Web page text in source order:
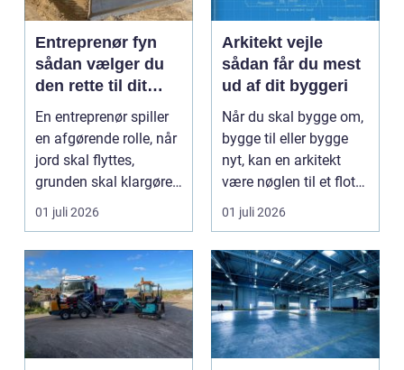
Entreprenør fyn
sådan vælger du
den rette til dit
projekt
En entreprenør spiller
en afgørende rolle, når
jord skal flyttes,
grunden skal klargøres,
eller der ...
01 juli 2026
Arkitekt vejle
sådan får du mest
ud af dit byggeri
Når du skal bygge om,
bygge til eller bygge
nyt, kan en arkitekt
være nøglen til et flot
resultat, d...
01 juli 2026